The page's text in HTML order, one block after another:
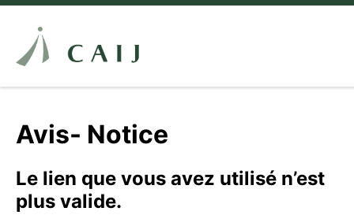
Avis- Notice
Le lien que vous avez utilisé n’est
plus valide.